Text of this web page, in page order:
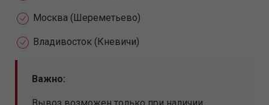
Москва (Шереметьево)
Владивосток (Кневичи)
Важно: